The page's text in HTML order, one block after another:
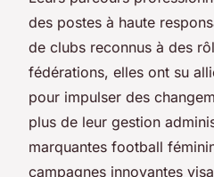
des postes à haute
de clubs reconnus à des
fédérations, elles ont su
pour impulser des
plus de leur gestion
marquantes football
campagnes innovantes